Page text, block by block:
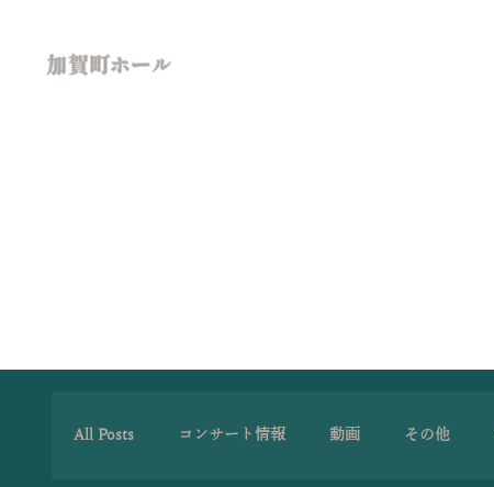
加賀町ホール
All Posts コンサート情報 動画 その他